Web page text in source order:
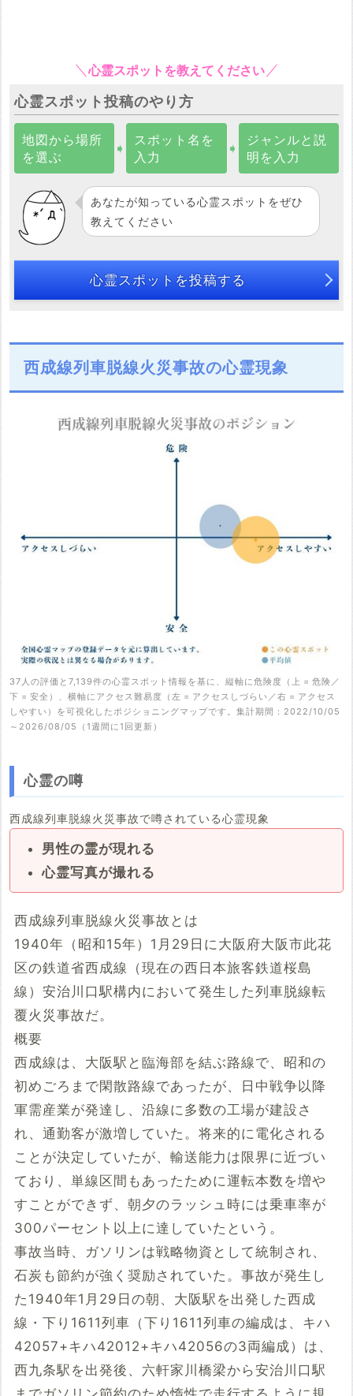
心霊スポットを教えてください
心霊スポット投稿のやり方
地図から場所
を選ぶ
➧
スポット名を
入力
➧
ジャンルと説
明を入力
あなたが知っている心霊スポットをぜひ
教えてください
心霊スポットを投稿する
西成線列車脱線火災事故の心霊現象
37人の評価と7,139件の心霊スポット情報を基に、縦軸に危険度（上 = 危険／
下 = 安全）、横軸にアクセス難易度（左 = アクセスしづらい／右 = アクセス
しやすい）を可視化したポジショニングマップです。集計期間：2022/10/05
～2026/08/05（1週間に1回更新）
心霊の噂
西成線列車脱線火災事故で噂されている心霊現象
男性の霊が現れる
心霊写真が撮れる
西成線列車脱線火災事故とは
1940年（昭和15年）1月29日に大阪府大阪市此花
区の鉄道省西成線（現在の西日本旅客鉄道桜島
線）安治川口駅構内において発生した列車脱線転
覆火災事故だ。
概要
西成線は、大阪駅と臨海部を結ぶ路線で、昭和の
初めごろまで閑散路線であったが、日中戦争以降
軍需産業が発達し、沿線に多数の工場が建設さ
れ、通勤客が激増していた。将来的に電化される
ことが決定していたが、輸送能力は限界に近づい
ており、単線区間もあったために運転本数を増や
すことができず、朝夕のラッシュ時には乗車率が
300パーセント以上に達していたという。
事故当時、ガソリンは戦略物資として統制され、
石炭も節約が強く奨励されていた。事故が発生し
た1940年1月29日の朝、大阪駅を出発した西成
線・下り1611列車（下り1611列車の編成は、キハ
42057+キハ42012+キハ42056の3両編成）は、
西九条駅を出発後、六軒家川橋梁から安治川口駅